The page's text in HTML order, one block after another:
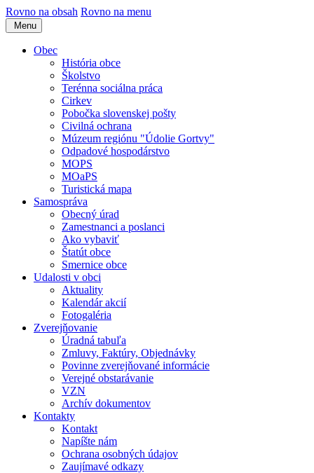
Rovno na obsah Rovno na menu
Menu
Obec
História obce
Školstvo
Terénna sociálna práca
Cirkev
Pobočka slovenskej pošty
Civilná ochrana
Múzeum regiónu "Údolie Gortvy"
Odpadové hospodárstvo
MOPS
MOaPS
Turistická mapa
Samospráva
Obecný úrad
Zamestnanci a poslanci
Ako vybaviť
Štatút obce
Smernice obce
Udalosti v obci
Aktuality
Kalendár akcií
Fotogaléria
Zverejňovanie
Úradná tabuľa
Zmluvy, Faktúry, Objednávky
Povinne zverejňované informácie
Verejné obstarávanie
VZN
Archív dokumentov
Kontakty
Kontakt
Napíšte nám
Ochrana osobných údajov
Zaujímavé odkazy